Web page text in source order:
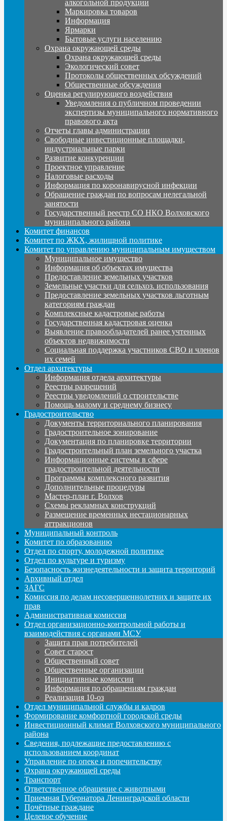
алкогольной продукции
Маркировка товаров
Информация
Ярмарки
Бытовые услуги населению
Охрана окружающей среды
Охрана окружающей среды
Экологический совет
Протоколы общественных обсуждений
Общественные обсуждения
Оценка регулирующего воздействия
Уведомления о публичном проведении
экспертизы муниципального нормативного
правового акта
Отчеты главы администрации
Свободные инвестиционные площадки,
индустриальные парки
Развитие конкуренции
Проектное управление
Налоговые расходы
Информация по коронавирусной инфекции
Обращение граждан по вопросам нелегальной
занятости
Государственный реестр СО НКО Волховского
муниципального района
Комитет финансов
Комитет по ЖКХ, жилищной политике
Комитет по управлению муниципальным имуществом
Муниципальное имущество
Информация об объектах имущества
Предоставление земельных участков
Земельные участки для сельхоз. использования
Предоставление земельных участков льготным
категориям граждан
Комплексные кадастровые работы
Государственная кадастровая оценка
Выявление правообладателей ранее учтенных
объектов недвижимости
Социальная поддержка участников СВО и членов
их семей
Отдел архитектуры
Информация отдела архитектуры
Реестры разрешений
Реестры уведомлений о строительстве
Помощь малому и среднему бизнесу
Градостроительство
Документы территориального планирования
Градостроительное зонирование
Документация по планировке территории
Градостроительный план земельного участка
Информационные системы в сфере
градостроительной деятельности
Программы комплексного развития
Дополнительные процедуры
Мастер-план г. Волхов
Схемы рекламных конструкций
Размещение временных нестационарных
аттракционов
Муниципальный контроль
Комитет по образованию
Отдел по спорту, молодежной политике
Отдел по культуре и туризму
Безопасность жизнедеятельности и защита территорий
Архивный отдел
ЗАГС
Комиссия по делам несовершеннолетних и защите их
прав
Административная комиссия
Отдел организационно-контрольной работы и
взаимодействия с органами МСУ
Защита прав потребителей
Совет старост
Общественный совет
Общественные организации
Инициативные комиссии
Информация по обращениям граждан
Реализация 10-оз
Отдел муниципальной службы и кадров
Формирование комфортной городской среды
Инвестиционный климат Волховского муниципального
района
Сведения, подлежащие предоставлению с
использованием координат
Управление по опеке и попечительству
Охрана окружающей среды
Транспорт
Ответственное обращение с животными
Приемная Губернатора Ленинградской области
Почётные граждане
Целевое обучение